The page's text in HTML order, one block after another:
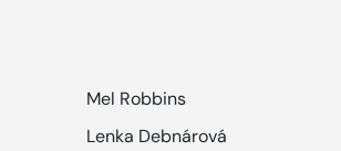
Mel Robbins
Lenka Debnárová